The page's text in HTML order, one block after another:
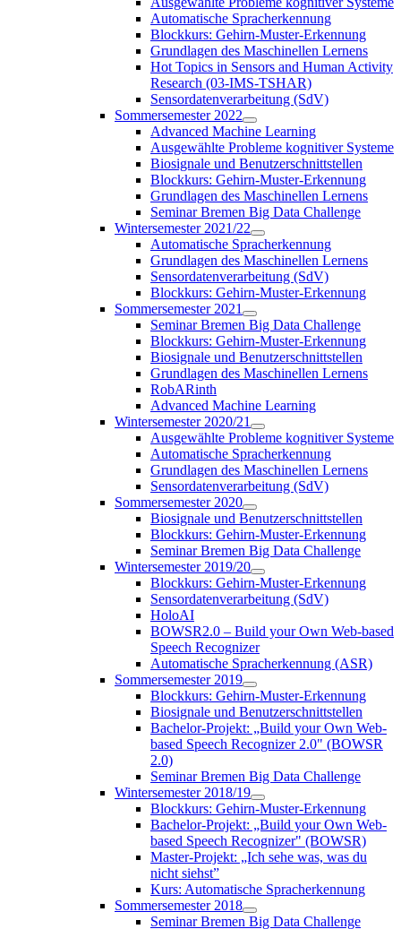
Automatische Spracherkennung
Blockkurs: Gehirn-Muster-Erkennung
Grundlagen des Maschinellen Lernens
Hot Topics in Sensors and Human Activity
Research (03-IMS-TSHAR)
Sensordatenverarbeitung (SdV)
Sommersemester 2022
Advanced Machine Learning
Ausgewählte Probleme kognitiver Systeme
Biosignale und Benutzerschnittstellen
Blockkurs: Gehirn-Muster-Erkennung
Grundlagen des Maschinellen Lernens
Seminar Bremen Big Data Challenge
Wintersemester 2021/22
Automatische Spracherkennung
Grundlagen des Maschinellen Lernens
Sensordatenverarbeitung (SdV)
Blockkurs: Gehirn-Muster-Erkennung
Sommersemester 2021
Seminar Bremen Big Data Challenge
Blockkurs: Gehirn-Muster-Erkennung
Biosignale und Benutzerschnittstellen
Grundlagen des Maschinellen Lernens
RobARinth
Advanced Machine Learning
Wintersemester 2020/21
Ausgewählte Probleme kognitiver Systeme
Automatische Spracherkennung
Grundlagen des Maschinellen Lernens
Sensordatenverarbeitung (SdV)
Sommersemester 2020
Biosignale und Benutzerschnittstellen
Blockkurs: Gehirn-Muster-Erkennung
Seminar Bremen Big Data Challenge
Wintersemester 2019/20
Blockkurs: Gehirn-Muster-Erkennung
Sensordatenverarbeitung (SdV)
HoloAI
BOWSR2.0 – Build your Own Web-based
Speech Recognizer
Automatische Spracherkennung (ASR)
Sommersemester 2019
Blockkurs: Gehirn-Muster-Erkennung
Biosignale und Benutzerschnittstellen
Bachelor-Projekt: „Build your Own Web-
based Speech Recognizer 2.0" (BOWSR
2.0)
Seminar Bremen Big Data Challenge
Wintersemester 2018/19
Blockkurs: Gehirn-Muster-Erkennung
Bachelor-Projekt: „Build your Own Web-
based Speech Recognizer" (BOWSR)
Master-Projekt: „Ich sehe was, was du
nicht siehst”
Kurs: Automatische Spracherkennung
Sommersemester 2018
Seminar Bremen Big Data Challenge